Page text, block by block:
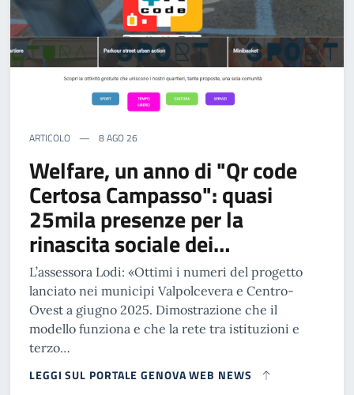
ARTICOLO 8 AGO 26
Welfare, un anno di "Qr code
Certosa Campasso": quasi
25mila presenze per la
rinascita sociale dei…
L’assessora Lodi: «Ottimi i numeri del progetto
lanciato nei municipi Valpolcevera e Centro-
Ovest a giugno 2025. Dimostrazione che il
modello funziona e che la rete tra istituzioni e
terzo…
LEGGI SUL PORTALE GENOVA WEB NEWS